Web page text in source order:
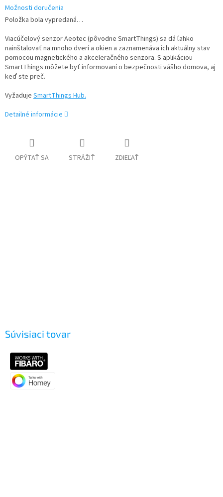
Možnosti doručenia
Položka bola vypredaná…
Viacúčelový senzor Aeotec (pôvodne SmartThings) sa dá ľahko
nainštalovať na mnoho dverí a okien a zaznamenáva ich aktuálny stav
pomocou magnetického a akceleračného senzora. S aplikáciou
SmartThings môžete byť informovaní o bezpečnosti vášho domova, aj
keď ste preč.
Vyžaduje SmartThings Hub.
Detailné informácie
OPÝTAŤ SA STRÁŽIŤ ZDIEĽAŤ
Súvisiaci tovar